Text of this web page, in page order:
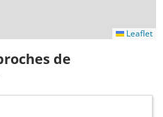
Leaflet
de